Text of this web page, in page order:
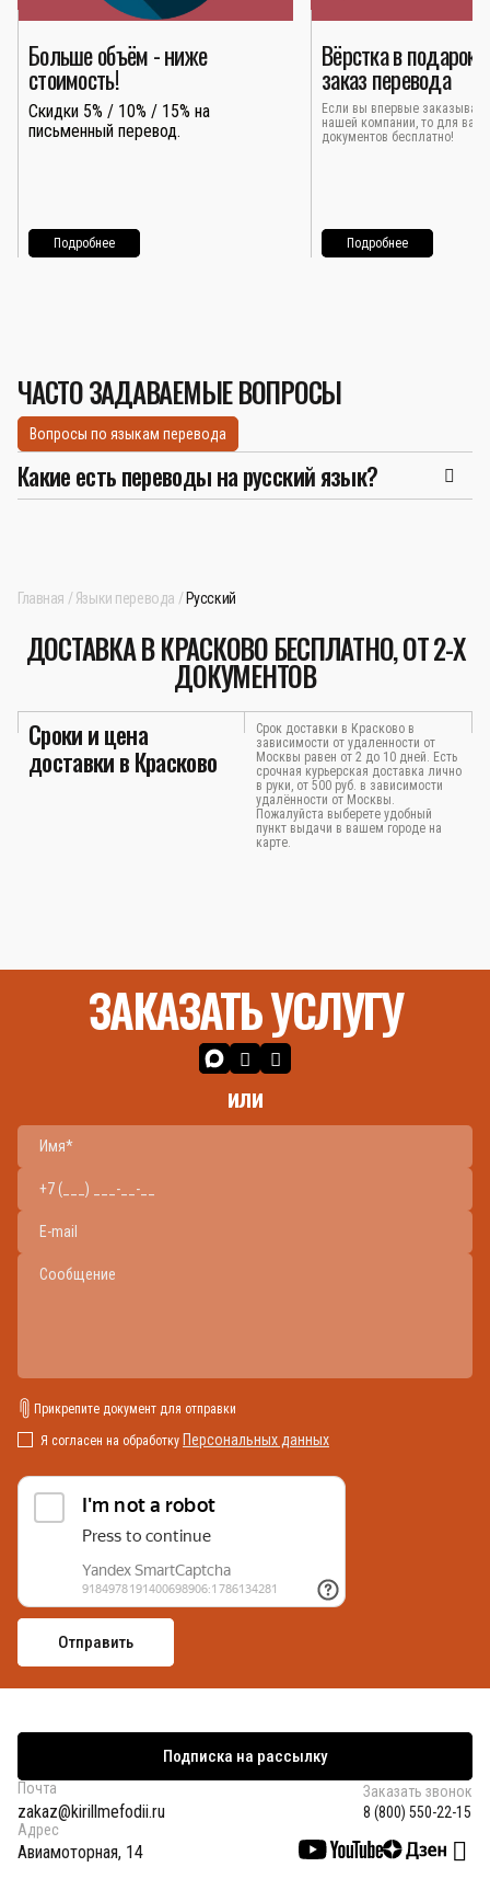
Больше объём - ниже
стоимость!
Скидки 5% / 10% / 15% на
письменный перевод.
Подробнее
Вёрстка в подарок
заказ перевода
Если вы впервые
нашей компании, то для вас
документов бесплатно!
Подробнее
ЧАСТО ЗАДАВАЕМЫЕ ВОПРОСЫ
Вопросы по языкам перевода
Какие есть переводы на русский язык?
Главная Языки перевода Русский
ДОСТАВКА В КРАСКОВО БЕСПЛАТНО, ОТ 2-Х
ДОКУМЕНТОВ
Сроки и цена
доставки в Красково
Срок доставки в Красково в
зависимости от удаленности от
Москвы равен от 2 до 10 дней. Есть
срочная курьерская доставка лично
в руки, от 500 руб. в зависимости
удалённости от Москвы.
Пожалуйста выберете удобный
пункт выдачи в вашем городе на
карте.
ЗАКАЗАТЬ УСЛУГУ
или
Прикрепите документ для отправки
Я согласен на обработку Персональных данных
Подписка на рассылку
Почта
zakaz@kirillmefodii.ru
Заказать звонок
8 (800) 550-22-15
Адрес
Авиамоторная, 14